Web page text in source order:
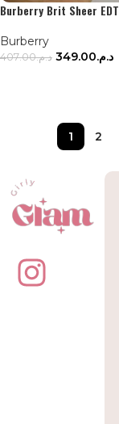
Burberry Brit Sheer EDT
Burberry
د.م.407.00 د.م.349.00
1 2